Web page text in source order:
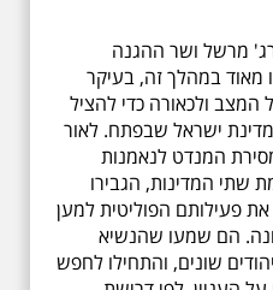
מרשל ושר ההגנה
מאוד במהלך זה, בעיקר
ולכאורה כדי להציל
ישראל שבפתח. לאור
המנדט לנאמנות
שתי המדינות, הגבירו
פעילותם הפוליטית למען
הם שמעו שהנשיא
שונים, והתחילו לחפש